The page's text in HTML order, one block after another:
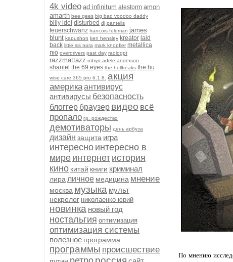
4k video ad infinitum alestorm amon
amarth bee gees big bad voodoo daddy
billy idol disturbed dj pantelis
feuerschwanz francois feldman james
blunt kapushon ken hensley kreator laid
back little sis nora mark knopfler metallica
nю overdrivers past day radiogpt
razzmattazz robyn adele anderson
shantel the 69 eyes the hellfreaks the hu
wise care 365 pro 6.1.8. акция
америкаантивирус
антивирусы безопасность
блоггер браузер видео всё
пропало гр. рождество
демотиваторы день арбуза
дизайн защита игра
интересно интересно в
мире интернет история
кино китай книги криминал
лира личное медицина мнение
москва музыка мульт
некролог николаенко юрий
новинка новый год
ностальгия оптимизация
оптимизация системы
полезное программа
программы происшествие
По мнению